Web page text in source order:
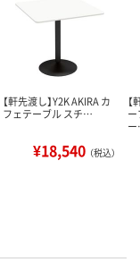
【軒先渡し】Y2K AKIRA カ
フェテーブル スチ…
¥18,540 （税込）